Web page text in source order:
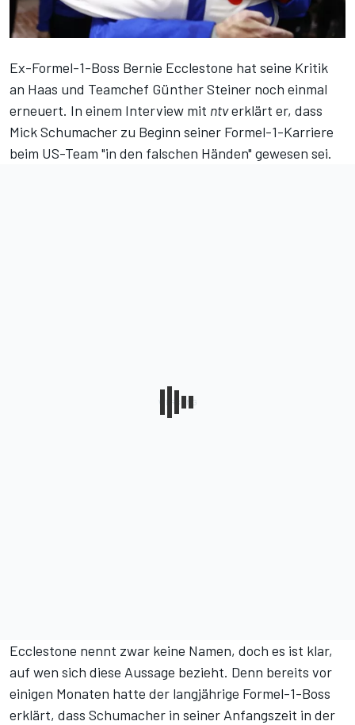
Ex-Formel-1-Boss Bernie Ecclestone hat seine Kritik
an Haas und Teamchef Günther Steiner noch einmal
erneuert. In einem Interview mit ntverklärt er, dass
Mick Schumacher zu Beginn seiner Formel-1-Karriere
beim US-Team "in den falschen Händen" gewesen sei.
Ecclestone nennt zwar keine Namen, doch es ist klar,
auf wen sich diese Aussage bezieht. Denn bereits vor
einigen Monaten hatte der langjährige Formel-1-Boss
erklärt, dass Schumacher in seiner Anfangszeit in der